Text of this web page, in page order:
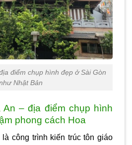
điểm chụp hình đẹp ở Sài Gòn
Nhật Bản
An – địa điểm chụp hình
phong cách Hoa
là công trình kiến trúc tôn giáo